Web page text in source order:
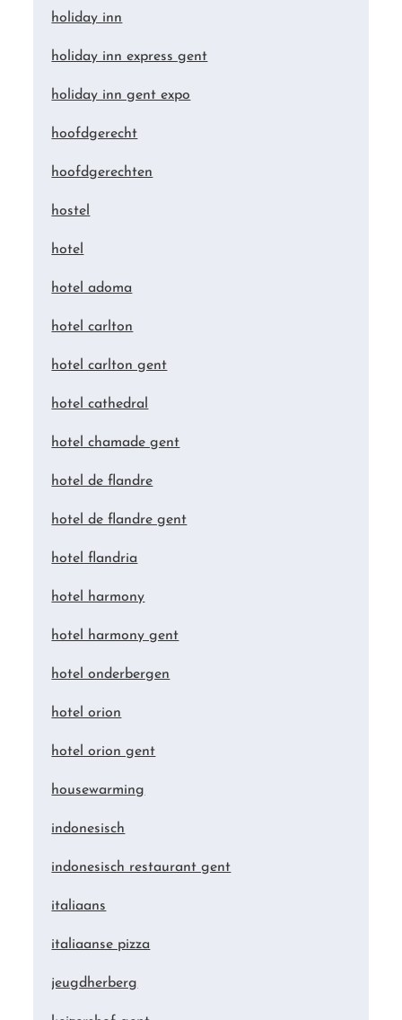
holiday inn
holiday inn express gent
holiday inn gent expo
hoofdgerecht
hoofdgerechten
hostel
hotel
hotel adoma
hotel carlton
hotel carlton gent
hotel cathedral
hotel chamade gent
hotel de flandre
hotel de flandre gent
hotel flandria
hotel harmony
hotel harmony gent
hotel onderbergen
hotel orion
hotel orion gent
housewarming
indonesisch
indonesisch restaurant gent
italiaans
italiaanse pizza
jeugdherberg